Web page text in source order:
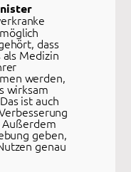
dass
Medizin
werden,
wirksam
ist auch
geben,
genau